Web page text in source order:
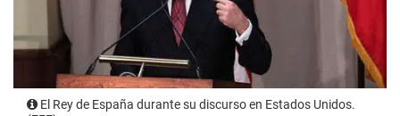
El Rey de España durante su discurso en Estados Unidos.